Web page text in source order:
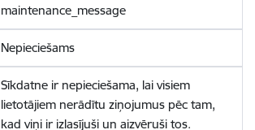
maintenance_message
Nepieciešams
Sīkdatne ir nepieciešama, lai visiem
lietotājiem nerādītu ziņojumus pēc tam,
kad viņi ir izlasījuši un aizvēruši tos.